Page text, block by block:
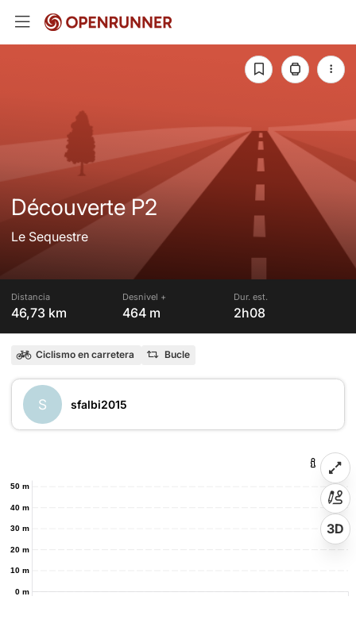
Découverte P2
Le Sequestre
Distancia
46,73 km
Desnivel +
464 m
Dur. est.
2h08
Ciclismo en carretera Bucle
S sfalbi2015
0 m
10 m
20 m
30 m
40 m
50 m
3D